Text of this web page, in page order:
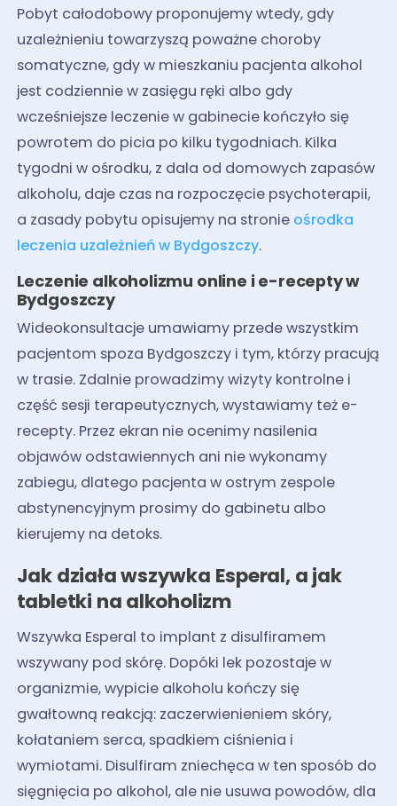
Pobyt całodobowy proponujemy wtedy, gdy
uzależnieniu towarzyszą poważne choroby
somatyczne, gdy w mieszkaniu pacjenta alkohol
jest codziennie w zasięgu ręki albo gdy
wcześniejsze leczenie w gabinecie kończyło się
powrotem do picia po kilku tygodniach. Kilka
tygodni w ośrodku, z dala od domowych zapasów
alkoholu, daje czas na rozpoczęcie psychoterapii,
a zasady pobytu opisujemy na stronie ośrodka
leczenia uzależnień w Bydgoszczy.
Leczenie alkoholizmu online i e-recepty w
Bydgoszczy
Wideokonsultacje umawiamy przede wszystkim
pacjentom spoza Bydgoszczy i tym, którzy pracują
w trasie. Zdalnie prowadzimy wizyty kontrolne i
część sesji terapeutycznych, wystawiamy też e-
recepty. Przez ekran nie ocenimy nasilenia
objawów odstawiennych ani nie wykonamy
zabiegu, dlatego pacjenta w ostrym zespole
abstynencyjnym prosimy do gabinetu albo
kierujemy na detoks.
Jak działa wszywka Esperal, a jak
tabletki na alkoholizm
Wszywka Esperal to implant z disulfiramem
wszywany pod skórę. Dopóki lek pozostaje w
organizmie, wypicie alkoholu kończy się
gwałtowną reakcją: zaczerwienieniem skóry,
kołataniem serca, spadkiem ciśnienia i
wymiotami. Disulfiram zniechęca w ten sposób do
sięgnięcia po alkohol, ale nie usuwa powodów, dla